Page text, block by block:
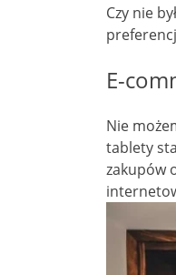
Czy nie
E-
Nie
tablety
zakupów